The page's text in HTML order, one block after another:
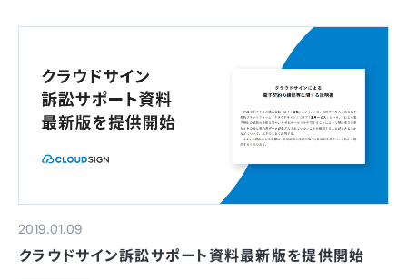
2019.01.09
クラウドサイン訴訟サポート資料最新版を提供開始